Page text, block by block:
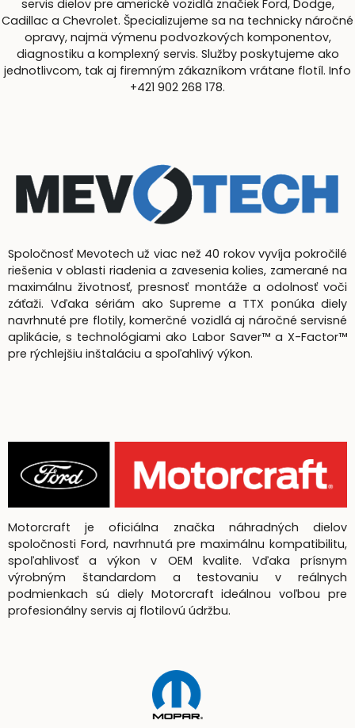
servis dielov pre americké vozidlá značiek Ford, Dodge,
Cadillac a Chevrolet. Špecializujeme sa na technicky náročné
opravy, najmä výmenu podvozkových komponentov,
diagnostiku a komplexný servis. Služby poskytujeme ako
jednotlivcom, tak aj firemným zákazníkom vrátane flotíl. Info
+421 902 268 178.
Spoločnosť Mevotech už viac než 40 rokov vyvíja pokročilé
riešenia v oblasti riadenia a zavesenia kolies, zamerané na
maximálnu životnosť, presnosť montáže a odolnosť voči
záťaži. Vďaka sériám ako Supreme a TTX ponúka diely
navrhnuté pre flotily, komerčné vozidlá aj náročné servisné
aplikácie, s technológiami ako Labor Saver™ a X-Factor™
pre rýchlejšiu inštaláciu a spoľahlivý výkon.
Motorcraft je oficiálna značka náhradných dielov
spoločnosti Ford, navrhnutá pre maximálnu kompatibilitu,
spoľahlivosť a výkon v OEM kvalite. Vďaka prísnym
výrobným štandardom a testovaniu v reálnych
podmienkach sú diely Motorcraft ideálnou voľbou pre
profesionálny servis aj flotilovú údržbu.